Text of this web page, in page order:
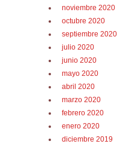
noviembre 2020
octubre 2020
septiembre 2020
julio 2020
junio 2020
mayo 2020
abril 2020
marzo 2020
febrero 2020
enero 2020
diciembre 2019